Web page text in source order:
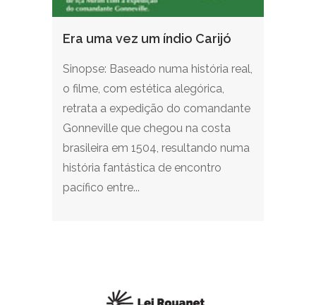
Era uma vez um índio Carijó
Sinopse: Baseado numa história real,
o filme, com estética alegórica,
retrata a expedição do comandante
Gonneville que chegou na costa
brasileira em 1504, resultando numa
história fantástica de encontro
pacífico entre...